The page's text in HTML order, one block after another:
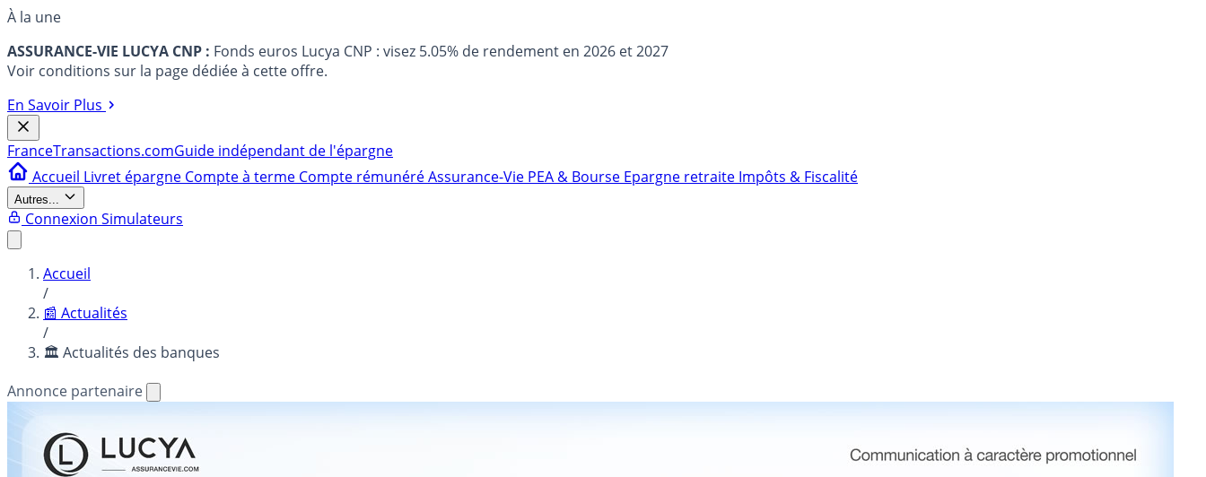
À la une
ASSURANCE-VIE LUCYA CNP : Fonds euros Lucya CNP : visez 5.05% de rendement en 2026 et 2027
Voir conditions sur la page dédiée à cette offre.
En Savoir Plus
FranceTransactions.comGuide indépendant de l'épargne
Accueil Livret épargne Compte à terme Compte rémunéréAssurance-Vie PEA & Bourse Epargne retraite Impôts & Fiscalité
Autres...
Connexion Simulateurs
Accueil
/
📰 Actualités
/
🏛️ Actualités des banques
Annonce partenaire